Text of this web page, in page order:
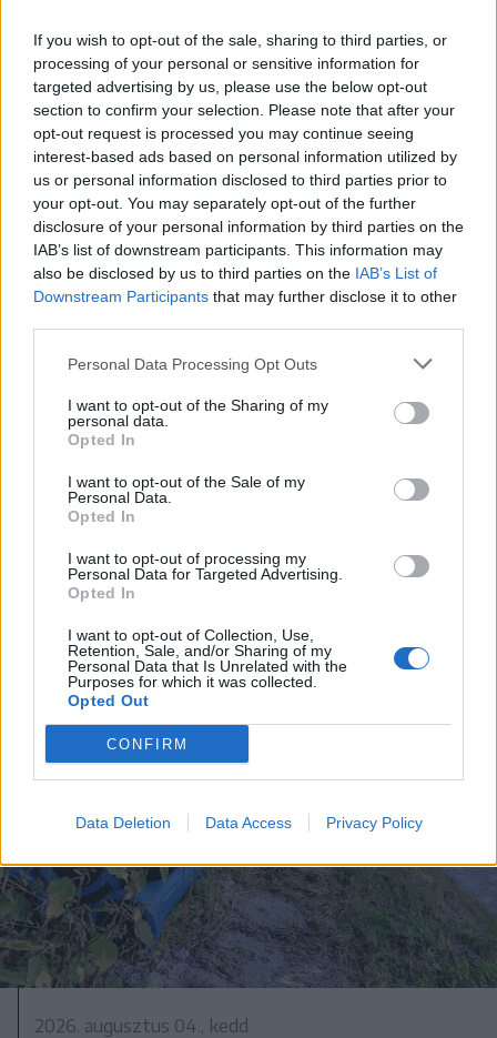
If you wish to opt-out of the sale, sharing to third parties, or
processing of your personal or sensitive information for
targeted advertising by us, please use the below opt-out
section to confirm your selection. Please note that after your
opt-out request is processed you may continue seeing
interest-based ads based on personal information utilized by
us or personal information disclosed to third parties prior to
your opt-out. You may separately opt-out of the further
disclosure of your personal information by third parties on the
IAB’s list of downstream participants. This information may
also be disclosed by us to third parties on the IAB’s List of
Downstream Participants that may further disclose it to other
Personal Data Processing Opt Outs
I want to opt-out of the Sharing of my
personal data.
Opted In
I want to opt-out of the Sale of my
Personal Data.
Opted In
I want to opt-out of processing my
Personal Data for Targeted Advertising.
Opted In
I want to opt-out of Collection, Use,
Retention, Sale, and/or Sharing of my
Personal Data that Is Unrelated with the
Purposes for which it was collected.
Opted Out
CONFIRM
Data Deletion Data Access Privacy Policy
vezetéképítést
2026. augusztus 05., szerda
Jogosítvány nélkül, ittasan hajtott
háznak egy csíkszeredai férfi
2026. augusztus 04., kedd